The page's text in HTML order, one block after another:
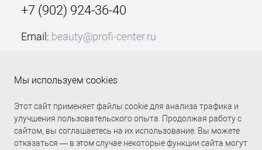
необходимости повторите процедуру.
укладке обычным для Вас способом.
+7 (902) 924-36-40
Email: beauty@profi-center.ru
Прямая связь Profi Center
Мы используем cookies
Этот сайт применяет файлы cookie для анализа трафика и
улучшения пользовательского опыта. Продолжая работу с
сайтом, вы соглашаетесь на их использование. Вы можете
отказаться — в этом случае некоторые функции сайта могут